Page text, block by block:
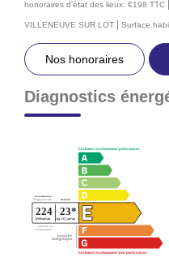
honoraires d'état des lieux: €198 TTC |
VILLENEUVE SUR LOT | Surface
Nos honoraires
Diagnostics